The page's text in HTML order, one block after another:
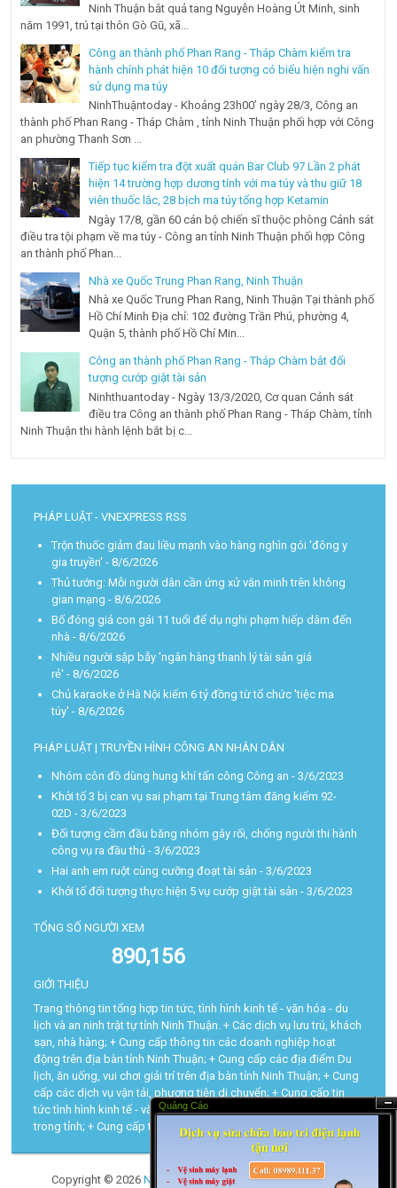
Ẩn
Quảng Cáo
Ninh Thuận bắt quả tang Nguyễn Hoàng Út Minh, sinh
năm 1991, trú tại thôn Gò Gũ, xã...
Công an thành phố Phan Rang - Tháp Chàm kiểm tra
hành chính phát hiện 10 đối tượng có biểu hiện nghi vấn
sử dụng ma túy
NinhThuậntoday - Khoảng 23h00’ ngày 28/3, Công an
thành phố Phan Rang - Tháp Chàm , tỉnh Ninh Thuận phối hợp với Công
an phường Thanh Sơn ...
Tiếp tục kiểm tra đột xuất quán Bar Club 97 Lần 2 phát
hiện 14 trường hợp dương tính với ma túy và thu giữ 18
viên thuốc lắc, 28 bịch ma túy tổng hợp Ketamin
Ngày 17/8, gần 60 cán bộ chiến sĩ thuộc phòng Cảnh sát
điều tra tội phạm về ma túy - Công an tỉnh Ninh Thuận phối hợp Công
an thành phố Phan...
Nhà xe Quốc Trung Phan Rang, Ninh Thuận
Nhà xe Quốc Trung Phan Rang, Ninh Thuận Tại thành phố
Hồ Chí Minh Địa chỉ: 102 đường Trần Phú, phường 4,
Quận 5, thành phố Hồ Chí Min...
Công an thành phố Phan Rang - Tháp Chàm bắt đối
tượng cướp giật tài sản
Ninhthuantoday - Ngày 13/3/2020, Cơ quan Cảnh sát
điều tra Công an thành phố Phan Rang - Tháp Chàm, tỉnh
Ninh Thuận thi hành lệnh bắt bị c...
PHÁP LUẬT - VNEXPRESS RSS
Trộn thuốc giảm đau liều mạnh vào hàng nghìn gói 'đông y
gia truyền' - 8/6/2026
Thủ tướng: Mỗi người dân cần ứng xử văn minh trên không
gian mạng - 8/6/2026
Bố đóng giả con gái 11 tuổi để dụ nghi phạm hiếp dâm đến
nhà - 8/6/2026
Nhiều người sập bẫy 'ngân hàng thanh lý tài sản giá
rẻ' - 8/6/2026
Chủ karaoke ở Hà Nội kiếm 6 tỷ đồng từ tổ chức 'tiệc ma
túy' - 8/6/2026
PHÁP LUẬT | TRUYỀN HÌNH CÔNG AN NHÂN DÂN
Nhóm côn đồ dùng hung khí tấn công Công an - 3/6/2023
Khởi tố 3 bị can vụ sai phạm tại Trung tâm đăng kiểm 92-
02D - 3/6/2023
Đối tượng cầm đầu băng nhóm gây rối, chống người thi hành
công vụ ra đầu thú - 3/6/2023
Hai anh em ruột cùng cưỡng đoạt tài sản - 3/6/2023
Khởi tố đối tượng thực hiện 5 vụ cướp giật tài sản - 3/6/2023
TỔNG SỐ NGƯỜI XEM
890,156
GIỚI THIỆU
Trang thông tin tổng hợp tin tức, tình hình kinh tế - văn hóa - du
lịch và an ninh trật tự tỉnh Ninh Thuận. + Các dịch vụ lưu trú, khách
sạn, nhà hàng; + Cung cấp thông tin các doanh nghiệp hoạt
động trên địa bàn tỉnh Ninh Thuận; + Cung cấp các địa điểm Du
lịch, ăn uống, vui chơi giải trí trên địa bàn tỉnh Ninh Thuận; + Cung
cấp các dịch vụ vận tải, phương tiện di chuyển; + Cung cấp tin
tức tình hình kinh tế - văn hóa - du lịch và trật tự an toàn xã hội
trong tỉnh; + Cung cấp tra cứu các thủ tục hành chính...
Copyright © 2026 Ninh Thuận Today| Powered byBlogger